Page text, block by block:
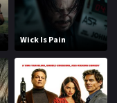
Wick Is Pain